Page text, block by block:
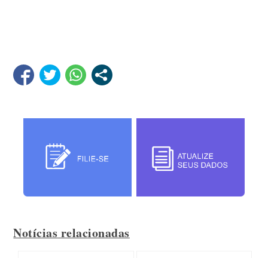
Notícias relacionadas